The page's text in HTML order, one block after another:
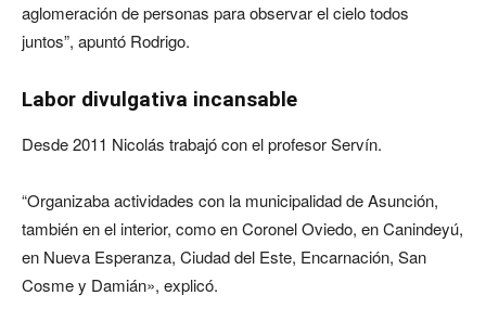
aglomeración de personas para observar el cielo todos
juntos”, apuntó Rodrigo.
Labor divulgativa incansable
Desde 2011 Nicolás trabajó con el profesor Servín.
“Organizaba actividades con la municipalidad de Asunción,
también en el interior, como en Coronel Oviedo, en Canindeyú,
en Nueva Esperanza, Ciudad del Este, Encarnación, San
Cosme y Damián», explicó.